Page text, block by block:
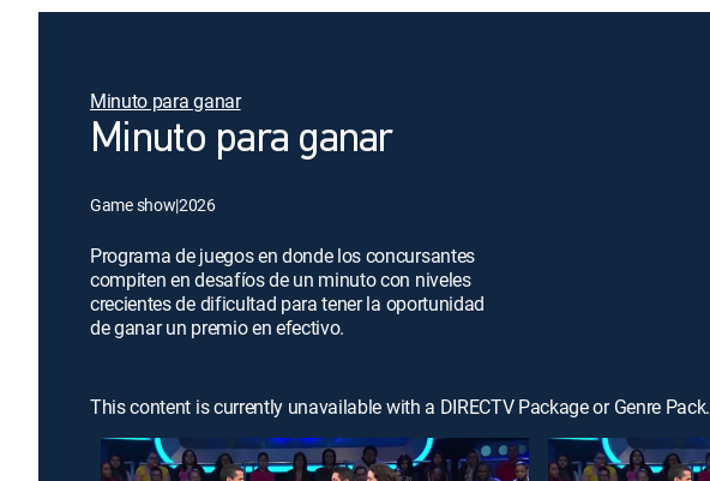
Minuto para ganar
Minuto para ganar
Game show|2026
Programa de juegos en donde los concursantes
compiten en desafíos de un minuto con niveles
crecientes de dificultad para tener la oportunidad
de ganar un premio en efectivo.
This content is currently unavailable with a DIRECTV Package or Genre Pack.